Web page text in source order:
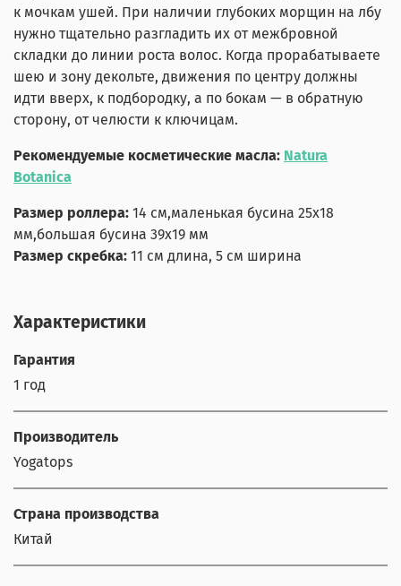
к мочкам ушей. При наличии глубоких морщин на лбу
нужно тщательно разгладить их от межбровной
складки до линии роста волос. Когда прорабатываете
шею и зону декольте, движения по центру должны
идти вверх, к подбородку, а по бокам — в обратную
сторону, от челюсти к ключицам.
Рекомендуемые косметические масла: Natura
Botanica
Размер роллера: 14 см,маленькая бусина 25x18
мм,большая бусина 39x19 мм
Размер скребка: 11 см длина, 5 см ширина
Характеристики
Гарантия
1 год
Производитель
Yogatops
Страна производства
Китай